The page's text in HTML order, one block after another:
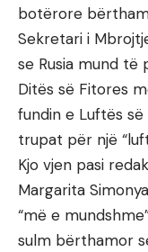
botërore
Sekretari i
se Rusia mund
Ditës së Fitores
fundin e Luftës
trupat për një
Kjo vjen pasi
Margarita
“më e
sulm bërthamor